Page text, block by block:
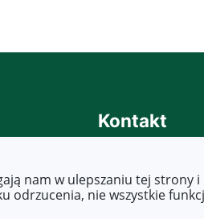
Kontakt
szkola@zs40.pl
uczniowie@zs40.pl
nam w ulepszaniu tej strony i
odrzucenia, nie wszystkie